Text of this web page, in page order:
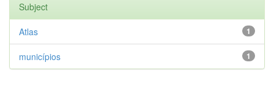
Subject
1
Atlas
1
municípios